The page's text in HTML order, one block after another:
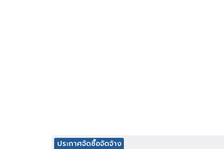
ประกาศจัดซื้อจัดจ้าง